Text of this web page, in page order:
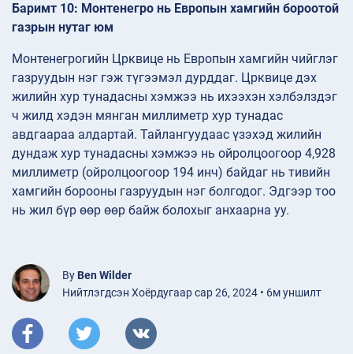
Баримт 10: Монтенегро нь Европын хамгийн бороотой
газрын нутаг юм
Монтенегрогийн Црквице нь Европын хамгийн чийглэг
газруудын нэг гэж түгээмэл дурддаг. Црквице дэх
жилийн хур тунадасны хэмжээ нь ихээхэн хэлбэлздэг
ч жилд хэдэн мянган миллиметр хур тунадас
авдгаараа алдартай. Тайлангуудаас үзэхэд жилийн
дундаж хур тунадасны хэмжээ нь ойролцоогоор 4,928
миллиметр (ойролцоогоор 194 инч) байдаг нь тивийн
хамгийн борооны газруудын нэг болгодог. Эдгээр тоо
нь жил бүр өөр өөр байж болохыг анхаарна уу.
By Ben Wilder
Нийтлэгдсэн Хоёрдугаар сар 26, 2024 • 6м уншилт